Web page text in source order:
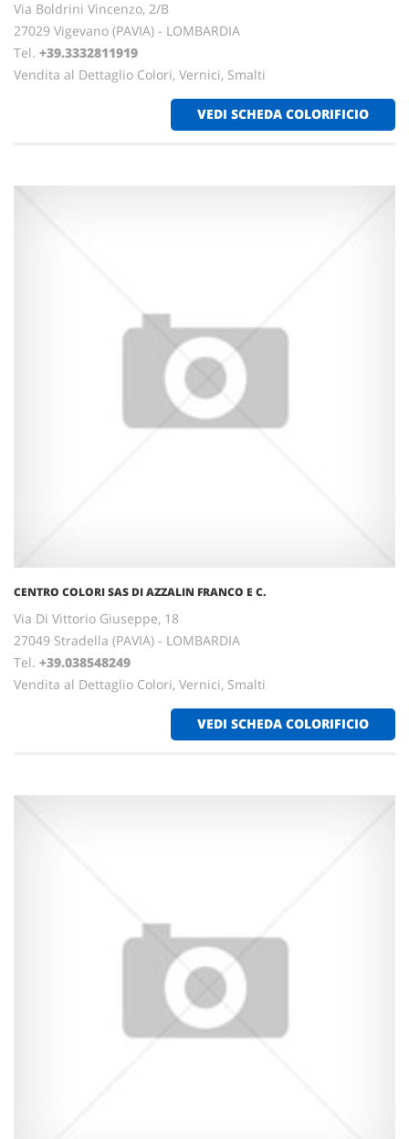
Via Boldrini Vincenzo, 2/B
27029 Vigevano (PAVIA) - LOMBARDIA
Tel. +39.3332811919
Vendita al Dettaglio Colori, Vernici, Smalti
VEDI SCHEDA COLORIFICIO
CENTRO COLORI SAS DI AZZALIN FRANCO E C.
Via Di Vittorio Giuseppe, 18
27049 Stradella (PAVIA) - LOMBARDIA
Tel. +39.038548249
Vendita al Dettaglio Colori, Vernici, Smalti
VEDI SCHEDA COLORIFICIO